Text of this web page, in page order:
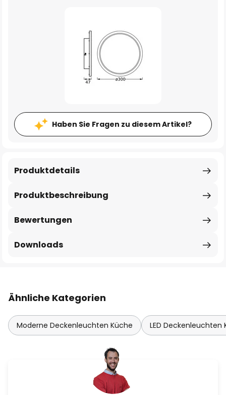
Haben Sie Fragen zu diesem Artikel?
Produktbeschreibung
Produktdetails
Bewertungen
Downloads
Ähnliche Kategorien
Moderne Deckenleuchten Küche LED Deckenleuchten